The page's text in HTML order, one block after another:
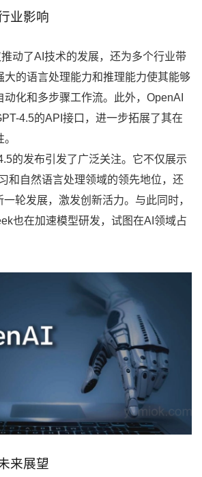
业影响
动了AI技术的发展，还为多个行业带
大的语言处理能力和推理能力使其能够
化和多步骤工作流。此外，OpenAI
4.5的API接口，进一步拓展了其在
的发布引发了广泛关注。它不仅展示
和自然语言处理领域的领先地位，还
轮发展，激发创新活力。与此同时，
也在加速模型研发，试图在AI领域占
来展望